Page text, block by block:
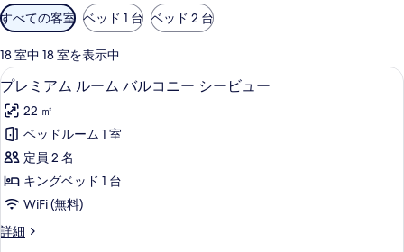
利
用
可
能
な
客
室
の
り
込
み
すべての客室 ベッド 1 台 ベッド 2 台
18 室中 18 室を表示中
プ
レ
ミ
ア
ム
ル
ー
ム
セレクト コンフォート製ベッド、ミ
4
プレミアム ルーム バルコニー シービュー
22 ㎡
ベッドルーム 1 室
定員 2 名
キングベッド 1 台
WiFi (無料)
詳細
プ